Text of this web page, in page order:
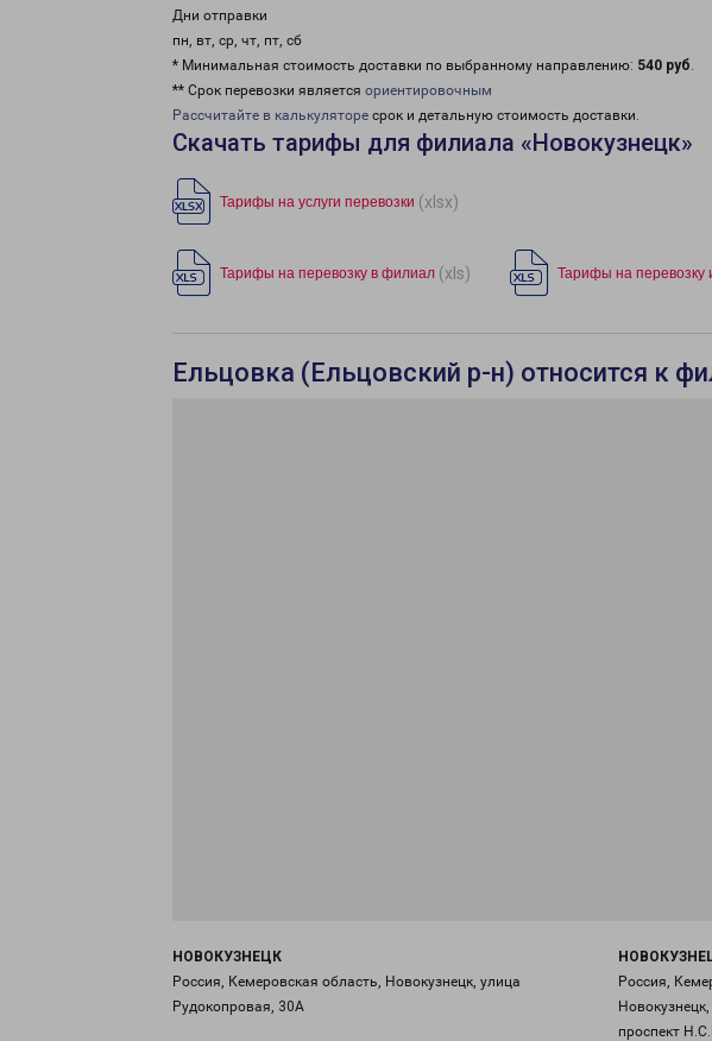
Дни отправки
пн, вт, ср, чт, пт, сб
* Минимальная стоимость доставки по выбранному направлению: 540 руб.
** Срок перевозки является ориентировочным
Рассчитайте в калькуляторе срок и детальную стоимость доставки.
Скачать тарифы для филиала «Новокузнецк»
Тарифы на услуги перевозки (xlsx)
Тарифы на перевозку в филиал (xls) Тарифы на перевозку
Ельцовка (Ельцовский р-н) относится к
НОВОКУЗНЕЦК
Россия, Кемеровская область, Новокузнецк, улица
Рудокопровая, 30А
Россия,
проспект